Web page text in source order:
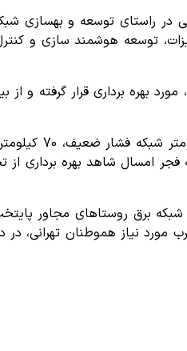
طرح بزرگ عملیاتی در راستای توسعه
توسعه هوشمند سازی و
ناظریان با اشاره به
نیاز هموطنان تهرانی،